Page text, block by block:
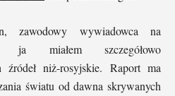
zawodowy wywiadowca na
ja miałem szczegółowo
źródeł niż-rosyjskie. Raport ma
światu od dawna skrywanych